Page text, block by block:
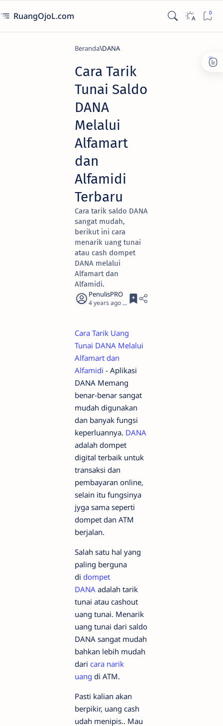
RuangOjoL.com
Beranda DANA
Cara Tarik
Tunai Saldo
DANA
Melalui
Alfamart
dan
Alfamidi
Terbaru
Cara tarik saldo DANA
sangat mudah,
berikut ini cara
menarik uang tunai
atau cash dompet
DANA melalui
Alfamart dan
Alfamidi.
4 years ago 3
Cara Tarik Uang
Tunai DANA Melalui
Alfamart dan
Alfamidi - Aplikasi
DANA Memang
benar-benar sangat
mudah digunakan
dan banyak fungsi
keperluannya. DANA
adalah dompet
digital terbaik untuk
transaksi dan
pembayaran online,
selain itu fungsinya
jyga sama seperti
dompet dan ATM
berjalan.
Salah satu hal yang
paling berguna
di dompet
DANA adalah tarik
tunai atau cashout
uang tunai. Menarik
uang tunai dari saldo
DANA sangat mudah
bahkan lebih mudah
dari cara narik
uang di ATM.
Pasti kalian akan
berpikir, uang cash
udah menipis.. Mau